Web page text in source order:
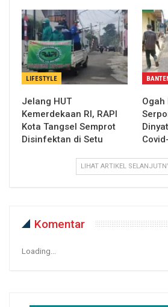
LIFESTYLE
Jelang HUT
Kemerdekaan RI, RAPI
Kota Tangsel Semprot
Disinfektan di Setu
Ogah
LIHAT ARTIKEL
Komentar
Loading...